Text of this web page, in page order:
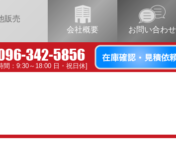
販売
会社概要
お問い合わせ
間：9:30～18:00 日・祝日休]